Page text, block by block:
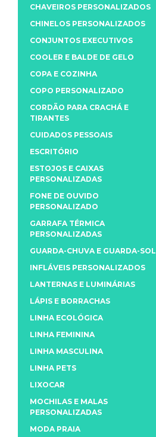
CHAVEIROS PERSONALIZADOS
CHINELOS PERSONALIZADOS
CONJUNTOS EXECUTIVOS
COOLER E BALDE DE GELO
COPA E COZINHA
COPO PERSONALIZADO
CORDÃO PARA CRACHÁ E
TIRANTES
CUIDADOS PESSOAIS
ESCRITÓRIO
ESTOJOS E CAIXAS
PERSONALIZADAS
FONE DE OUVIDO
PERSONALIZADO
GARRAFA TÉRMICA
PERSONALIZADAS
GUARDA-CHUVA E GUARDA-SOL
INFLÁVEIS PERSONALIZADOS
LANTERNAS E LUMINÁRIAS
LÁPIS E BORRACHAS
LINHA ECOLÓGICA
LINHA FEMININA
LINHA MASCULINA
LINHA PETS
LIXOCAR
MOCHILAS E MALAS
PERSONALIZADAS
MODA PRAIA